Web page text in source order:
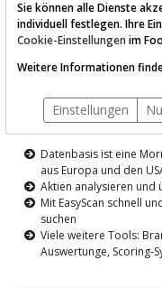
AKTIEN-
Die
TraderFox
Datenbasis ist eine
aus Europa und den
Aktien analysieren und
Mit EasyScan schnell
suchen
Viele weitere Tools:
Auswertunge, Scoring-
Sie können alle Dienste
individuell festlegen. Ihre
Cookie-Einstellungen im
Weitere Informationen
Einstellungen